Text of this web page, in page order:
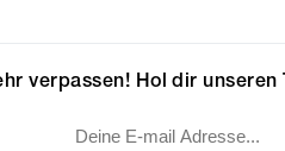
verpassen! Hol dir unseren